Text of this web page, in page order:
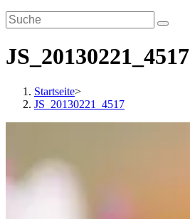
JS_20130221_4517
Startseite>
JS_20130221_4517